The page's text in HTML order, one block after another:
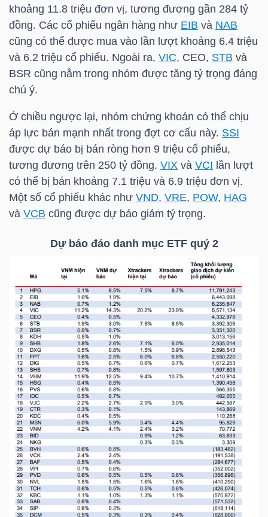
khoảng 11.8 triệu đơn vị, tương đương gần 284 tỷ
đồng. Các cổ phiếu ngân hàng như EIB và NAB
cũng có thể được mua vào lần lượt khoảng 6.4 triệu
và 6.2 triệu cổ phiếu. Ngoài ra, VIC, CEO, STB và
BSR cũng nằm trong nhóm được tăng tỷ trọng đáng
chú ý.
Ở chiều ngược lại, nhóm chứng khoán có thể chịu
áp lực bán mạnh nhất trong đợt cơ cấu này. SSI
được dự báo bị bán ròng hơn 9 triệu cổ phiếu,
tương đương trên 250 tỷ đồng. VIX và VCI lần lượt
có thể bị bán khoảng 7.1 triệu và 6.9 triệu đơn vị.
Một số cổ phiếu khác như VND, VRE, POW, HAG
và VCB cũng được dự báo giảm tỷ trọng.
Dự báo đảo danh mục ETF quý 2
CÁ
NHÂN
PHÂN
TÍCH
VIETSTOCKFINANCE
VĨ
MÔ
DOANH
NGHIỆP
CỔ
PHIẾU
PHÁI
SINH